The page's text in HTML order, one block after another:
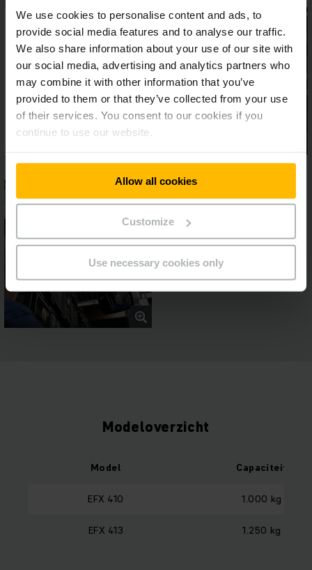
We use cookies to personalise content and ads, to
provide social media features and to analyse our traffic.
We also share information about your use of our site with
our social media, advertising and analytics partners who
may combine it with other information that you’ve
provided to them or that they’ve collected from your use
of their services. You consent to our cookies if you
continue to use our website.
Allow all cookies
Customize
Use necessary cookies only
Modeloverzicht
Model Capaciteit
EFX 410 1.000 kg
EFX 413 1.250 kg